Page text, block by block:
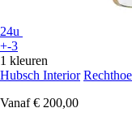
24u
+-3
1 kleuren
Hubsch Interior
Vanaf € 200,00